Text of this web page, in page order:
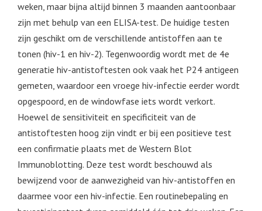
weken, maar bijna altijd binnen 3 maanden aantoonbaar
zijn met behulp van een ELISA-test. De huidige testen
zijn geschikt om de verschillende antistoffen aan te
tonen (hiv-1 en hiv-2). Tegenwoordig wordt met de 4e
generatie hiv-antistoftesten ook vaak het P24 antigeen
gemeten, waardoor een vroege hiv-infectie eerder wordt
opgespoord, en de windowfase iets wordt verkort.
Hoewel de sensitiviteit en specificiteit van de
antistoftesten hoog zijn vindt er bij een positieve test
een confirmatie plaats met de Western Blot
Immunoblotting. Deze test wordt beschouwd als
bewijzend voor de aanwezigheid van hiv-antistoffen en
daarmee voor een hiv-infectie. Een routinebepaling en